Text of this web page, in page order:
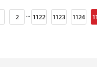
2 ... 1122 1123 1124